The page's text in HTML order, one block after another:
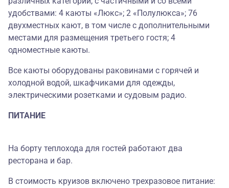
удобствами: 4 каюты «Люкс»; 2 «Полулюкса»; 76
двухместных кают, в том числе с дополнительными
местами для размещения третьего гостя; 4
одноместные каюты.
Все каюты оборудованы раковинами с горячей и
холодной водой, шкафчиками для одежды,
электрическими розетками и судовым радио.
ПИТАНИЕ
На борту теплохода для гостей работают два
ресторана и бар.
В стоимость круизов включено трехразовое питание: